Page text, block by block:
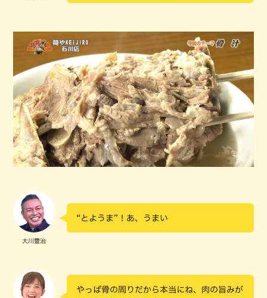
大川豊治
“とようま”！あ、うまい
やっぱ骨の周りだから本当にね、肉の旨みが